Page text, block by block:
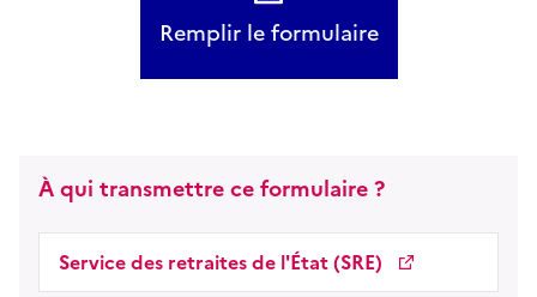
Remplir le formulaire
À qui transmettre ce formulaire ?
Service des retraites de l'État (SRE)